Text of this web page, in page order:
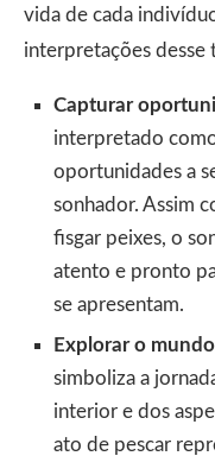
vida de cada
interpretações desse
Capturar
interpretado
oportunidades a
sonhador. Assim
fisgar peixes, o
atento e pronto
se apresentam.
Explorar o
simboliza a
interior e dos
ato de pescar